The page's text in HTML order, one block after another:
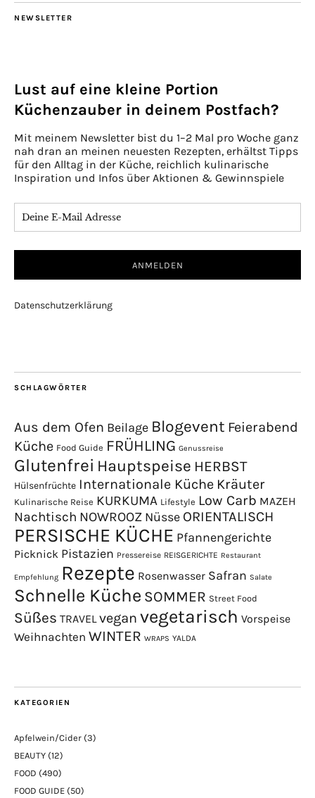
NEWSLETTER
Lust auf eine kleine Portion
Küchenzauber in deinem Postfach?
Mit meinem Newsletter bist du 1–2 Mal pro Woche ganz
nah dran an meinen neuesten Rezepten, erhältst Tipps
für den Alltag in der Küche, reichlich kulinarische
Inspiration und Infos über Aktionen & Gewinnspiele
Datenschutzerklärung
SCHLAGWÖRTER
Aus dem Ofen Beilage Blogevent Feierabend
Küche Food Guide FRÜHLING Genussreise
Glutenfrei Hauptspeise HERBST
Hülsenfrüchte Internationale Küche Kräuter
Kulinarische Reise KURKUMA Lifestyle Low Carb MAZEH
Nachtisch NOWROOZ Nüsse ORIENTALISCH
PERSISCHE KÜCHE Pfannengerichte
Picknick Pistazien Pressereise REISGERICHTE Restaurant
Empfehlung Rezepte Rosenwasser Safran Salate
Schnelle Küche SOMMER Street Food
Süßes TRAVEL vegan vegetarisch Vorspeise
Weihnachten WINTER WRAPS YALDA
KATEGORIEN
Apfelwein/Cider (3)
BEAUTY (12)
FOOD (490)
FOOD GUIDE (50)